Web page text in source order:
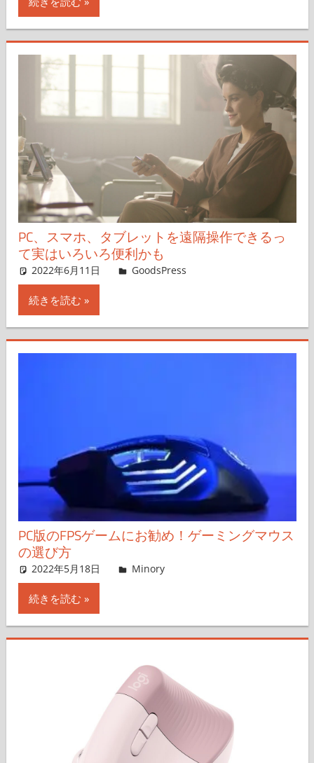
PC、スマホ、タブレットを遠隔操作できるっ
て実はいろいろ便利かも
2022年6月11日 ＆GP
GoodsPress
続きを読む
PC版のFPSゲームにお勧め！ゲーミングマウス
の選び方
2022年5月18日 管理者
Minory
続きを読む